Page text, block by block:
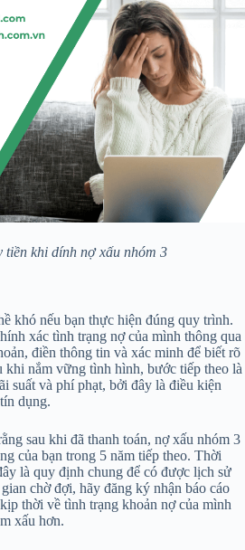
tiền khi dính nợ xấu nhóm 3
khó nếu bạn thực hiện đúng quy trình.
xác tình trạng nợ của mình thông qua
điền thông tin và xác minh để biết rõ
khi nắm vững tình hình, bước tiếp theo là
suất và phí phạt, bởi đây là điều kiện
dụng.
sau khi đã thanh toán, nợ xấu nhóm 3
của bạn trong 5 năm tiếp theo. Thời
là quy định chung để có được lịch sử
chờ đợi, hãy đăng ký nhận báo cáo
thời về tình trạng khoản nợ của mình
xấu hơn.